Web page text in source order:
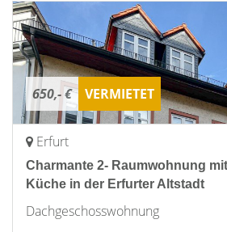
650,- € VERMIETET
Erfurt
Charmante 2- Raumwohnung
Küche in der Erfurter Altstadt
Dachgeschosswohnung